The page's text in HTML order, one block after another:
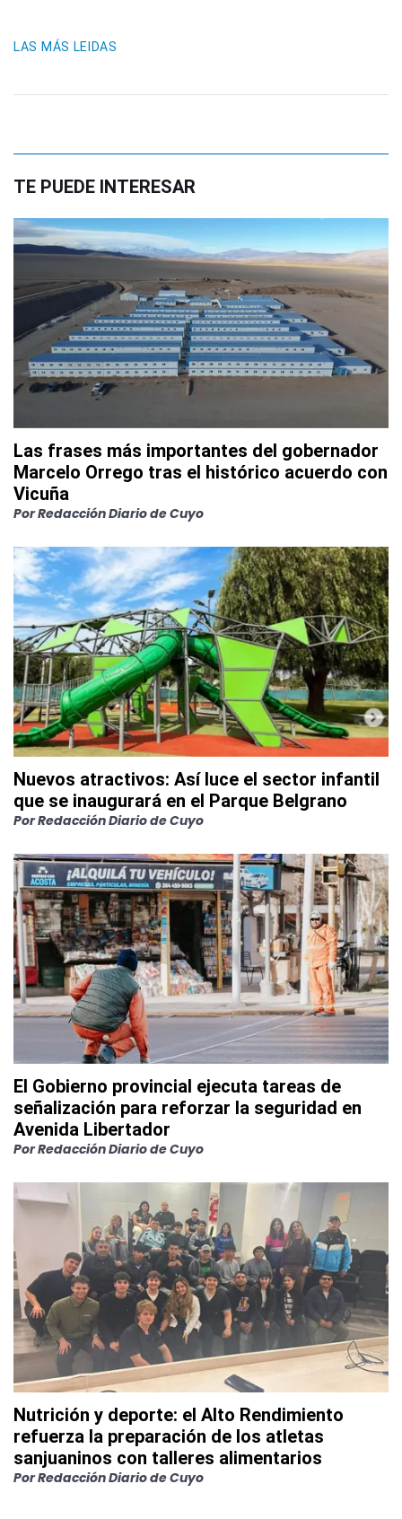
LAS MÁS LEIDAS
TE PUEDE INTERESAR
Las frases más importantes del gobernador
Marcelo Orrego tras el histórico acuerdo con
Vicuña
PorRedacción Diario de Cuyo
Nuevos atractivos: Así luce el sector infantil
que se inaugurará en el Parque Belgrano
PorRedacción Diario de Cuyo
El Gobierno provincial ejecuta tareas de
señalización para reforzar la seguridad en
Avenida Libertador
PorRedacción Diario de Cuyo
Nutrición y deporte: el Alto Rendimiento
refuerza la preparación de los atletas
sanjuaninos con talleres alimentarios
PorRedacción Diario de Cuyo